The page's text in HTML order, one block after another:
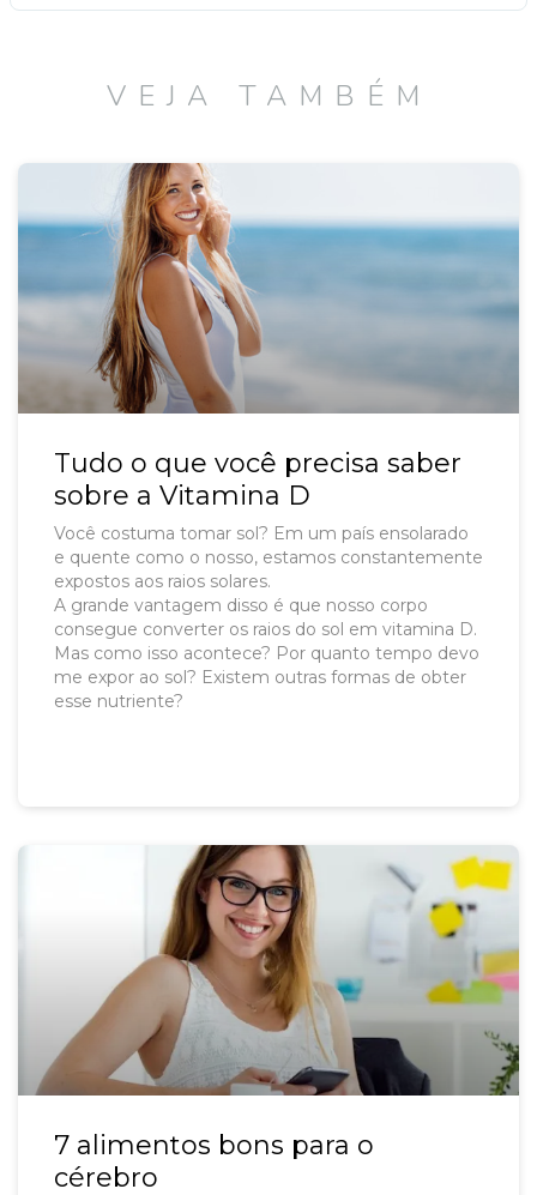
VEJA TAMBÉM
Tudo o que você precisa saber
sobre a Vitamina D
Você costuma tomar sol? Em um país ensolarado
e quente como o nosso, estamos constantemente
expostos aos raios solares.
A grande vantagem disso é que nosso corpo
consegue converter os raios do sol em vitamina D.
Mas como isso acontece? Por quanto tempo devo
me expor ao sol? Existem outras formas de obter
esse nutriente?
7 alimentos bons para o
cérebro